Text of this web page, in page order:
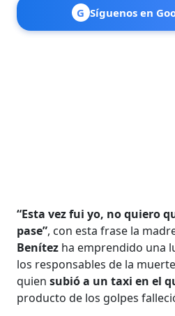
G Síguenos en
“Esta vez fui yo, no quiero
pase”, con esta frase la
Benítez ha emprendido una
los responsables de la
quiensubió a un taxi en el
producto de los golpes